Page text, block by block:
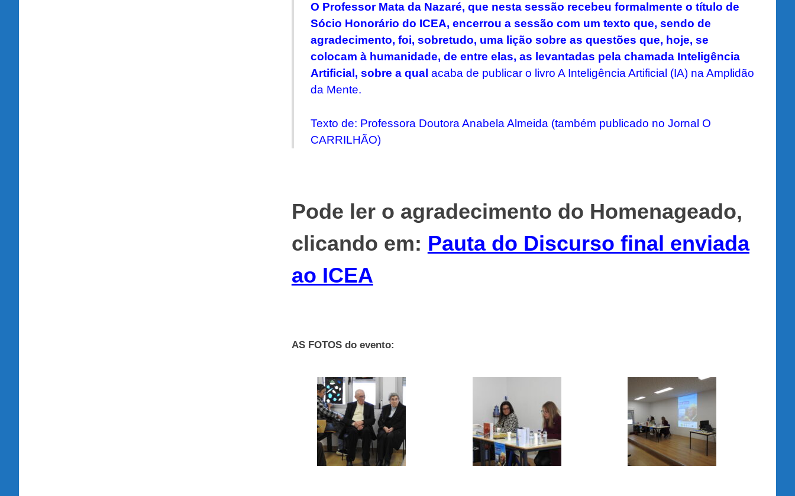
O Professor Mata da Nazaré, que nesta sessão recebeu formalmente o título de
Sócio Honorário do ICEA, encerrou a sessão com um texto que, sendo de
agradecimento, foi, sobretudo, uma lição sobre as questões que, hoje, se
colocam à humanidade, de entre elas, as levantadas pela chamada Inteligência
Artificial, sobre a qualacaba de publicar o livroA Inteligência Artificial (IA) na Amplidão
da Mente.
Texto de: Professora DoutoraAnabela Almeida (também publicado no Jornal O
CARRILHÃO)
Pode ler o agradecimento do Homenageado,
clicando em: Pauta do Discurso final enviada
ao ICEA
AS FOTOS do evento: